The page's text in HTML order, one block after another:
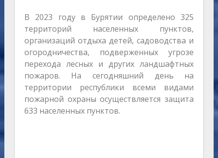
В 2023 году в Бурятии определено 325
территорий населенных пунктов,
организаций отдыха детей, садоводства и
огородничества, подверженных угрозе
перехода лесных и других ландшафтных
пожаров. На сегодняшний день на
территории республики всеми видами
пожарной охраны осуществляется защита
633 населенных пунктов.